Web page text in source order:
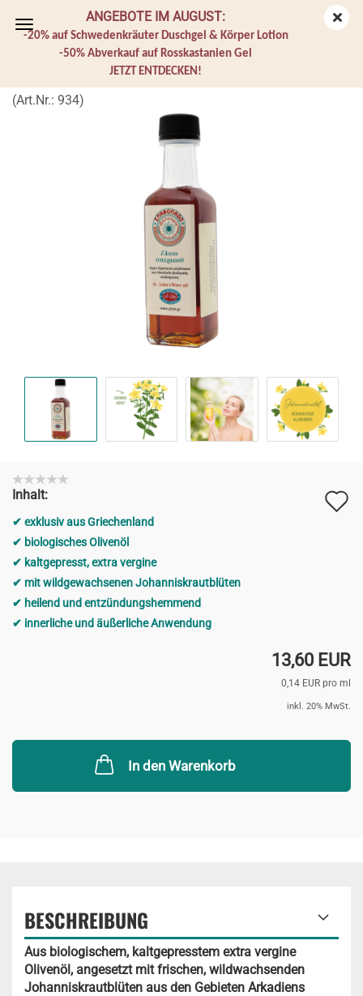
ANGEBOTE IM AUGUST:
-20% auf Schwedenkräuter Duschgel & Körper Lotion
-50% Abverkauf auf Rosskastanien Gel
JETZT ENTDECKEN!
Johanniskraut Öl
(Art.Nr.: 934)
Inhalt:
exklusiv aus Griechenland
biologisches Olivenöl
kaltgepresst, extra vergine
mit wildgewachsenen Johanniskrautblüten
heilend und entzündungshemmend
innerliche und äußerliche Anwendung
13,60 EUR
0,14 EUR pro ml
inkl. 20% MwSt.
In den Warenkorb
BESCHREIBUNG
Aus biologischem, kaltgepresstem extra vergine
Olivenöl, angesetzt mit frischen, wildwachsenden
Johanniskrautblüten aus den Gebieten Arkadiens